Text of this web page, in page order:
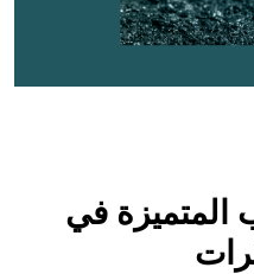
المتميزة في